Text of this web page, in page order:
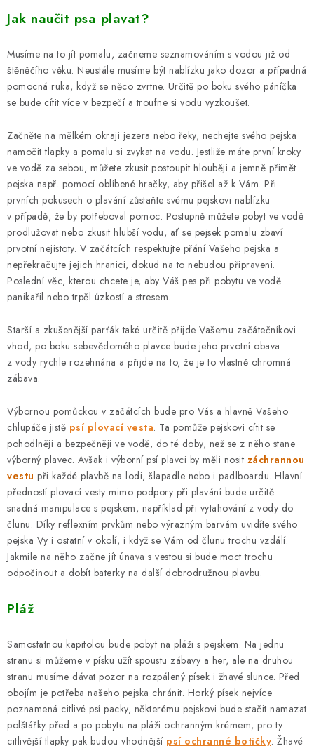
Jak naučit psa plavat?
Musíme na to jít pomalu, začneme seznamováním s vodou již od
štěněčího věku. Neustále musíme být nablízku jako dozor a případná
pomocná ruka, když se něco zvrtne. Určitě po boku svého páníčka
se bude cítit více v bezpečí a troufne si vodu vyzkoušet.
Začněte na mělkém okraji jezera nebo řeky, nechejte svého pejska
namočit tlapky a pomalu si zvykat na vodu. Jestliže máte první kroky
ve vodě za sebou, můžete zkusit postoupit hlouběji a jemně přimět
pejska např. pomocí oblíbené hračky, aby přišel až k Vám. Při
prvních pokusech o plavání zůstaňte svému pejskovi nablízku
v případě, že by potřeboval pomoc. Postupně můžete pobyt ve vodě
prodlužovat nebo zkusit hlubší vodu, ať se pejsek pomalu zbaví
prvotní nejistoty. V začátcích respektujte přání Vašeho pejska a
nepřekračujte jejich hranici, dokud na to nebudou připraveni.
Poslední věc, kterou chcete je, aby Váš pes při pobytu ve vodě
panikařil nebo trpěl úzkostí a stresem.
Starší a zkušenější parťák také určitě přijde Vašemu začátečníkovi
vhod, po boku sebevědomého plavce bude jeho prvotní obava
z vody rychle rozehnána a přijde na to, že je to vlastně ohromná
zábava.
Výbornou pomůckou v začátcích bude pro Vás a hlavně Vašeho
chlupáče jistě psí plovací vesta. Ta pomůže pejskovi cítit se
pohodlněji a bezpečněji ve vodě, do té doby, než se z něho stane
výborný plavec. Avšak i výborní psí plavci by měli nosit záchrannou
vestu při každé plavbě na lodi, šlapadle nebo i padlboardu. Hlavní
předností plovací vesty mimo podpory při plavání bude určitě
snadná manipulace s pejskem, například při vytahování z vody do
člunu. Díky reflexním prvkům nebo výrazným barvám uvidíte svého
pejska Vy i ostatní v okolí, i když se Vám od člunu trochu vzdálí.
Jakmile na něho začne jít únava s vestou si bude moct trochu
odpočinout a dobít baterky na další dobrodružnou plavbu.
Pláž
Samostatnou kapitolou bude pobyt na pláži s pejskem. Na jednu
stranu si můžeme v písku užít spoustu zábavy a her, ale na druhou
stranu musíme dávat pozor na rozpálený písek i žhavé slunce. Před
obojím je potřeba našeho pejska chránit. Horký písek nejvíce
poznamená citlivé psí packy, některému pejskovi bude stačit namazat
polštářky před a po pobytu na pláži ochranným krémem, pro ty
citlivější tlapky pak budou vhodnější psí ochranné botičky. Žhavé